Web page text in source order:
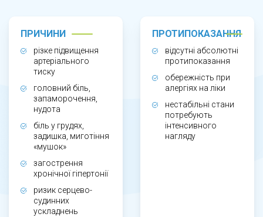
задишкою, різкою слабкістю, порушенням
зору чи координації.
ЯК ПРОХОДИТЬ МЕДИКАМЕНТОЗНА
КОРЕКЦІЯ?
Лікар вимірює тиск, оцінює загальний стан,
неврологічні й серцеві симптоми, після чого
підбирає препарат залежно від тяжкості
кризу. Використовують внутрішньовенні або
ПРИЧИНИ
різке підвищення
артеріального
тиску
головний біль,
запаморочення,
нудота
біль у грудях,
задишка, миготіння
«мушок»
загострення
хронічної гіпертонії
ризик серцево-
судинних
ускладнень
ПРОТИПОКАЗАННЯ
відсутні абсолютні
протипоказання
обережність при
алергіях на ліки
нестабільні стани
потребують
інтенсивного
нагляду